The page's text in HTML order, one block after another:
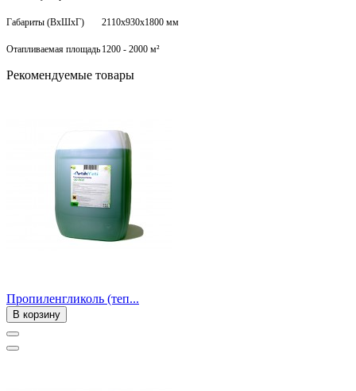
Габариты (ВхШхГ) 2110x930x1800 мм
Отапливаемая площадь 1200 - 2000 м²
Рекомендуемые товары
Пропиленгликоль (теп...
В корзину